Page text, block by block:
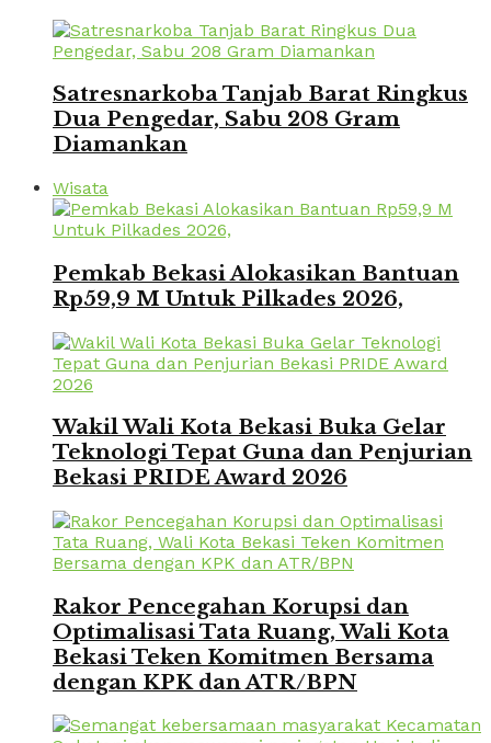
Satresnarkoba Tanjab Barat Ringkus
Dua Pengedar, Sabu 208 Gram
Diamankan
Wisata
Pemkab Bekasi Alokasikan Bantuan
Rp59,9 M Untuk Pilkades 2026,
Wakil Wali Kota Bekasi Buka Gelar
Teknologi Tepat Guna dan Penjurian
Bekasi PRIDE Award 2026
Rakor Pencegahan Korupsi dan
Optimalisasi Tata Ruang, Wali Kota
Bekasi Teken Komitmen Bersama
dengan KPK dan ATR/BPN